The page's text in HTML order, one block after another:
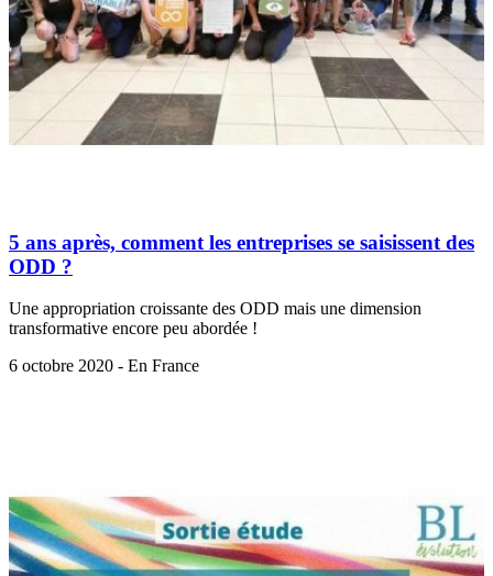
5 ans après, comment les entreprises se saisissent des
ODD ?
Une appropriation croissante des ODD mais une dimension
transformative encore peu abordée !
6 octobre 2020 - En France